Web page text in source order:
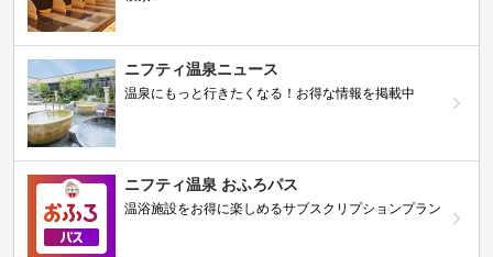
ニフティ温泉ニュース
温泉にもっと行きたくなる！お得な情報を掲載中
ニフティ温泉 おふろパス
温浴施設をお得に楽しめるサブスクリプションプラン